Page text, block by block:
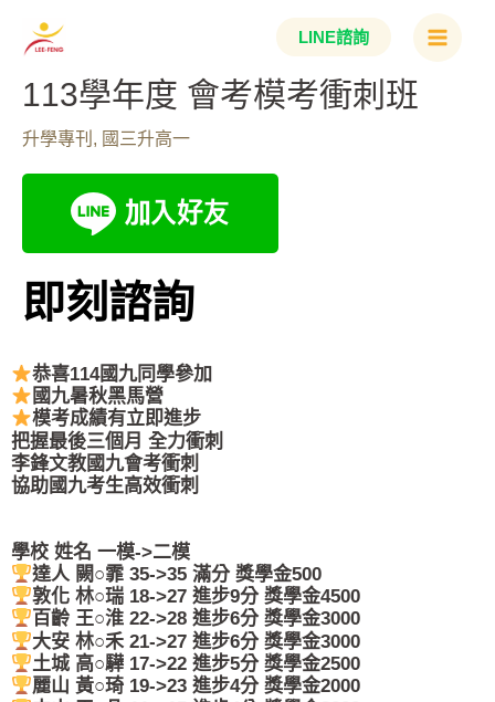
LINE諮詢
Main
113學年度 會考模考衝刺班
升學專刊 , 國三升高一
即刻諮詢
恭喜114國九同學參加
國九暑秋黑馬營
模考成績有立即進步
把握最後三個月 全力衝刺
李鋒文教國九會考衝刺
協助國九考生高效衝刺
學校 姓名 一模->二模
達人 闕○霏 35->35 滿分 獎學金500
敦化 林○瑞 18->27 進步9分 獎學金4500
百齡 王○淮 22->28 進步6分 獎學金3000
大安 林○禾 21->27 進步6分 獎學金3000
土城 高○驊 17->22 進步5分 獎學金2500
麗山 黃○琦 19->23 進步4分 獎學金2000